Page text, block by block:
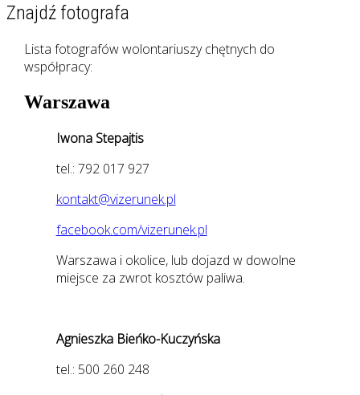
zgranestado.pl
Fotograficzne zapiski dnia codziennego
Znajdź fotografa
Lista fotografów wolontariuszy chętnych do
współpracy:
Warszawa
Iwona Stepajtis
tel.: 792 017 927
kontakt@vizerunek.pl
facebook.com/vizerunek.pl
Warszawa i okolice, lub dojazd w dowolne
miejsce za zwrot kosztów paliwa.
Agnieszka Bieńko-Kuczyńska
tel.: 500 260 248